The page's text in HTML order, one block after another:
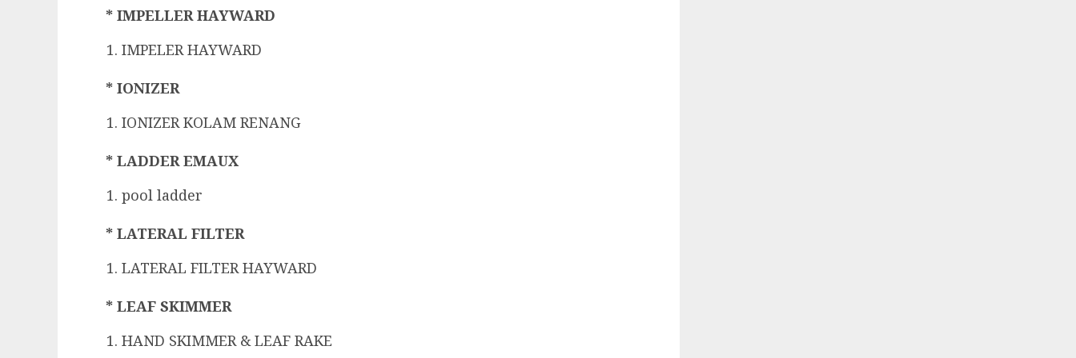
* IMPELLER HAYWARD
IMPELER HAYWARD
* IONIZER
IONIZER KOLAM RENANG
* LADDER EMAUX
pool ladder
* LATERAL FILTER
LATERAL FILTER HAYWARD
* LEAF SKIMMER
HAND SKIMMER & LEAF RAKE